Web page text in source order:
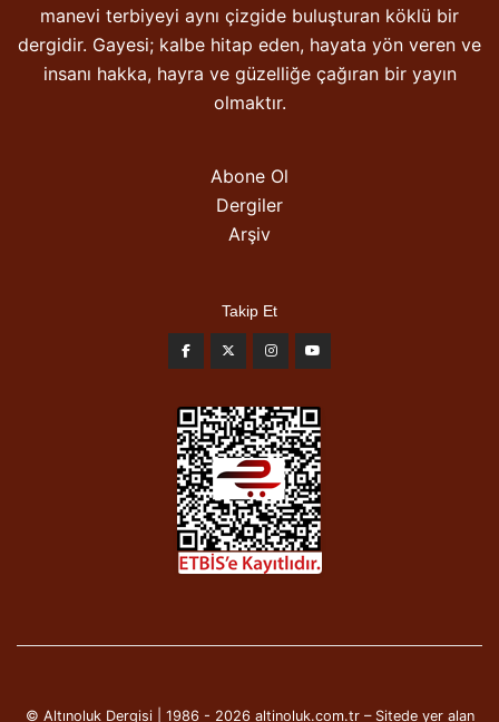
manevi terbiyeyi aynı çizgide buluşturan köklü bir
dergidir. Gayesi; kalbe hitap eden, hayata yön veren ve
insanı hakka, hayra ve güzelliğe çağıran bir yayın
olmaktır.
Abone Ol
Dergiler
Arşiv
Takip Et
© Altınoluk Dergisi | 1986 - 2026 altinoluk.com.tr – Sitede yer alan